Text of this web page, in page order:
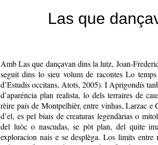
Las que
Amb Las que dançavan dins la lutz, Joan-
seguit dins lo sieu volum de racontes Lo
d’Estudis occitans, Atots, 2005). I Aprigondís
d’aparéncia plan realista, lo dels terraires de
rèire país de Montpelhièr, entre vinhas, Larzac e
d’el, es pel biais de creaturas legendàrias o
del luòc o nascudas, se pòt plan, del quite
exploracion nais e se desplèga. Los limits entre